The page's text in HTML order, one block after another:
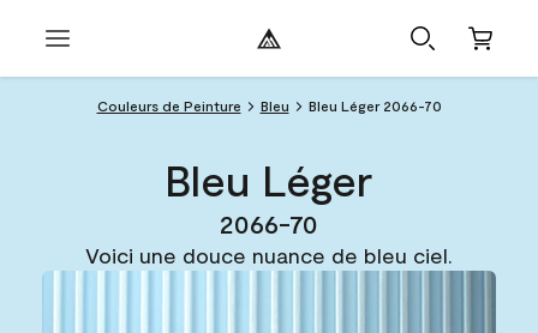
Couleurs de Peinture Bleu Bleu Léger 2066-70
Bleu Léger
2066-70
Voici une douce nuance de bleu ciel.